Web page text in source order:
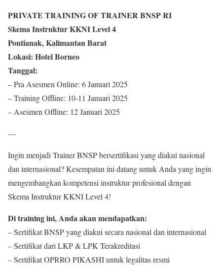
PRIVATE TRAINING OF TRAINER BNSP RI
Skema Instruktur KKNI Level 4
Pontianak, Kalimantan Barat
Lokasi: Hotel Borneo
Tanggal:
– Pra Asesmen Online: 6 Januari 2025
– Training Offline: 10-11 Januari 2025
– Asesmen Offline: 12 Januari 2025
—
Ingin menjadi Trainer BNSP bersertifikasi yang diakui nasional
dan internasional? Kesempatan ini datang untuk Anda yang ingin
mengembangkan kompetensi instruktur profesional dengan
Skema Instruktur KKNI Level 4!
Di training ini, Anda akan mendapatkan:
– Sertifikat BNSP yang diakui secara nasional dan internasional
– Sertifikat dari LKP & LPK Terakreditasi
– Sertifikat OPRRO PIKASHI untuk legalitas resmi